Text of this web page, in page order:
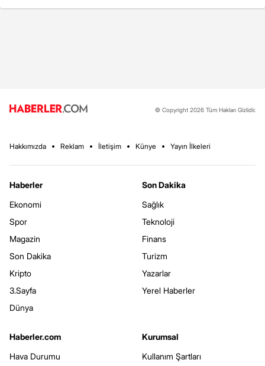
© Copyright 2026 Tüm Hakları Gizlidir.
Hakkımızda Reklam İletişim Künye Yayın İlkeleri
Haberler
Ekonomi
Spor
Magazin
Son Dakika
Kripto
3.Sayfa
Dünya
Son Dakika
Sağlık
Teknoloji
Finans
Turizm
Yazarlar
Yerel Haberler
Haberler.com
Hava Durumu
Kurumsal
Kullanım Şartları